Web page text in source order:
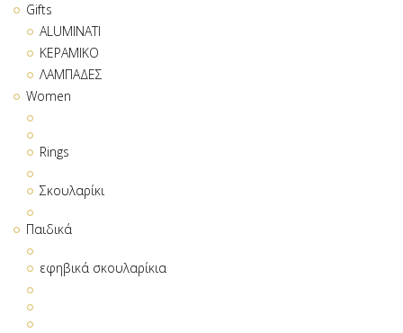
Gifts
ALUMINATI
ΚΕΡΑΜΙΚΟ
ΛΑΜΠΑΔΕΣ
Women
Rings
Σκουλαρίκι
Παιδικά
εφηβικά σκουλαρίκια